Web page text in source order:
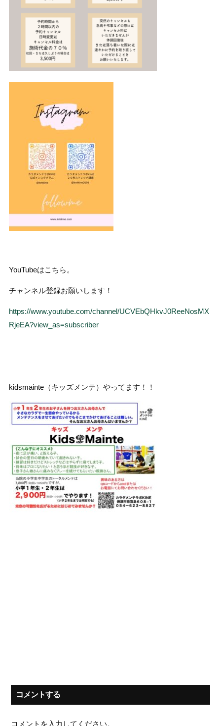
YouTubeはこちら。
チャンネル登録お願いします！
https://www.youtube.com/channel/UCVEbQHkvJ0ReeNosMX
RjeEA?view_as=subscriber
kidsmainte（キッズメンテ）やってます！！
コメントする
コメントを入力してください。